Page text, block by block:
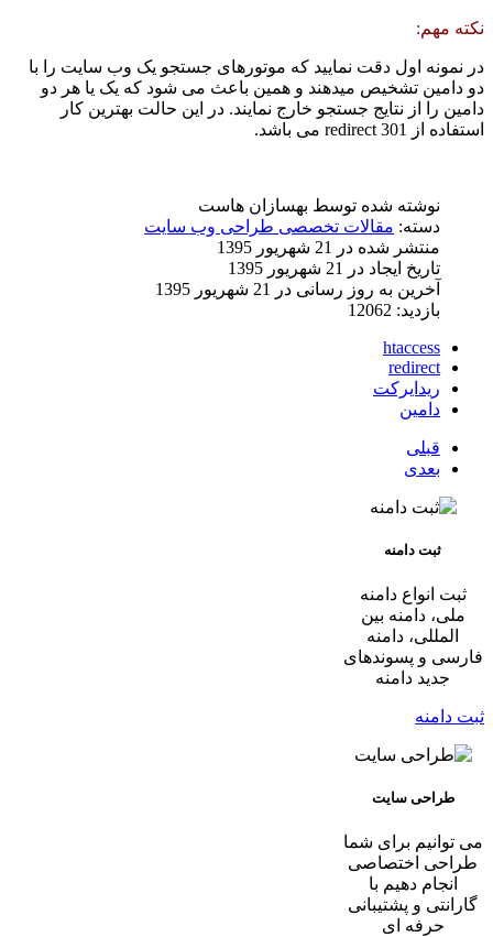
نکته مهم:
در نمونه اول دقت نمایید که موتورهای جستجو یک وب سایت را با
دو دامین تشخیص میدهند و همین باعث می شود که یک یا هر دو
دامین را از نتایج جستجو خارج نمایند. در این حالت بهترین کار
استفاده از 301 redirect می باشد.
نوشته شده توسط بهسازان هاست
دسته: مقالات تخصصی طراحی وب سایت
منتشر شده در 21 شهریور 1395
تاریخ ایجاد در 21 شهریور 1395
آخرین به روز رسانی در 21 شهریور 1395
بازدید: 12062
htaccess
redirect
ریدایرکت
دامین
قبلی
بعدی
ثبت دامنه
ثبت انواع دامنه
ملی، دامنه بین
المللی، دامنه
فارسی و پسوندهای
جدید دامنه
ثبت دامنه
طراحی سایت
می توانیم برای شما
طراحی اختصاصی
انجام دهیم با
گارانتی و پشتیبانی
حرفه ای